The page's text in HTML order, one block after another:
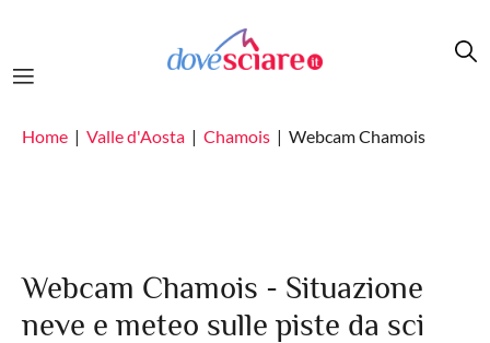
Home Valle d'Aosta Chamois Webcam Chamois
Webcam Chamois - Situazione
neve e meteo sulle piste da sci